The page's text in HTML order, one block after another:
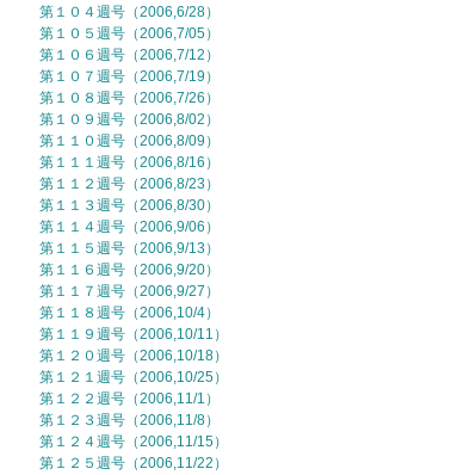
第１０４週号（2006,6/28）
第１０５週号（2006,7/05）
第１０６週号（2006,7/12）
第１０７週号（2006,7/19）
第１０８週号（2006,7/26）
第１０９週号（2006,8/02）
第１１０週号（2006,8/09）
第１１１週号（2006,8/16）
第１１２週号（2006,8/23）
第１１３週号（2006,8/30）
第１１４週号（2006,9/06）
第１１５週号（2006,9/13）
第１１６週号（2006,9/20）
第１１７週号（2006,9/27）
第１１８週号（2006,10/4）
第１１９週号（2006,10/11）
第１２０週号（2006,10/18）
第１２１週号（2006,10/25）
第１２２週号（2006,11/1）
第１２３週号（2006,11/8）
第１２４週号（2006,11/15）
第１２５週号（2006,11/22）